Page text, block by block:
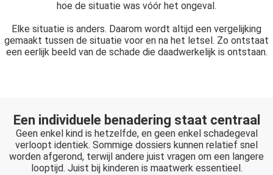
hoe de situatie was vóór het ongeval.
Elke situatie is anders. Daarom wordt altijd een vergelijking
gemaakt tussen de situatie voor en na het letsel. Zo ontstaat
een eerlijk beeld van de schade die daadwerkelijk is ontstaan.
Een individuele benadering staat centraal
Geen enkel kind is hetzelfde, en geen enkel schadegeval
verloopt identiek. Sommige dossiers kunnen relatief snel
worden afgerond, terwijl andere juist vragen om een langere
looptijd. Juist bij kinderen is maatwerk essentieel.